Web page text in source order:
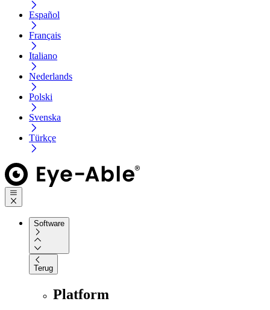
Español
Français
Italiano
Nederlands
Polski
Svenska
Türkçe
Software
Terug
Platform